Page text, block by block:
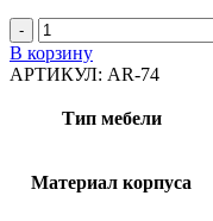
Количество
товара
Шкаф
типа
В корзину
АРТИКУЛ: AR-74
Тип мебели
Материал корпуса